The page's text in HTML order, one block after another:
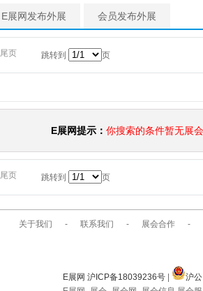
E展网发布外展 会员发布外展
尾页 跳转到 页
E展网提示： 你搜索的条件暂无展
尾页 跳转到 页
关于我们 - 联系我们 - 展会合作 -
E展网 沪ICP备18039236号
沪